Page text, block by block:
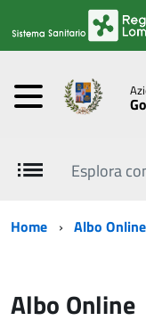
Esplora
Home Albo Online
Albo Online